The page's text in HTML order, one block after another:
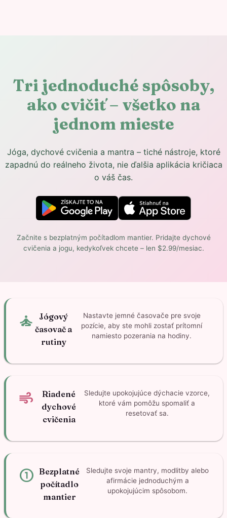
Tri jednoduché spôsoby,
ako cvičiť – všetko na
jednom mieste
Jóga, dychové cvičenia a mantra – tiché nástroje, ktoré
zapadnú do reálneho života, nie ďalšia aplikácia kričiaca
o váš čas.
Začnite s bezplatným počítadlom mantier. Pridajte dychové
cvičenia a jogu, kedykoľvek chcete – len $2.99/mesiac.
self_improvement
Jógový
časovač a
rutiny
Nastavte jemné časovače pre svoje
pozície, aby ste mohli zostať prítomní
namiesto pozerania na hodiny.
air
Riadené
dychové
cvičenia
Sledujte upokojujúce dýchacie vzorce,
ktoré vám pomôžu spomaliť a
resetovať sa.
counter_1 Bezplatné
počítadlo
mantier
Sledujte svoje mantry, modlitby alebo
afirmácie jednoduchým a
upokojujúcim spôsobom.